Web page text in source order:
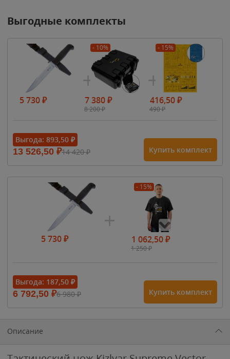
Выгодные комплекты
5 730₽
- 10%
7 380₽
8 200₽
- 15%
416,50₽
490₽
Выгода: 893,50 ₽
13 526,50 ₽14 420₽ Купить комплект
5 730₽
- 15%
1 062,50₽
1 250₽
1 900₽1 900₽
Выгода: 187,50 ₽
6 792,50 ₽6 980₽ Купить комплект
Описание